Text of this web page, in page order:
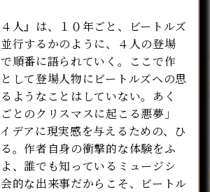
人』は、１０年ごと、ビートルズ
行するかのように、４人の登場
順番に語られていく。ここで作
して登場人物にビートルズヘの思
ようなことはしていない。あく
とのクリスマスに起こる悪夢」
デアに現実感を与えるための、ひ
。作者自身の衝撃的な体験をふ
、誰でも知っているミュージシ
的な出来事だからこそ、ビートル